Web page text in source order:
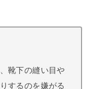
靴下の縫い目や
するのを嫌がる